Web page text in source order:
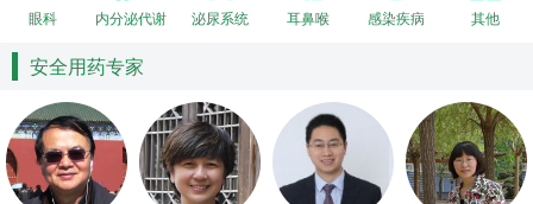
眼科 内分泌代谢 泌尿系统 耳鼻喉 感染疾病 其他
安全用药专家